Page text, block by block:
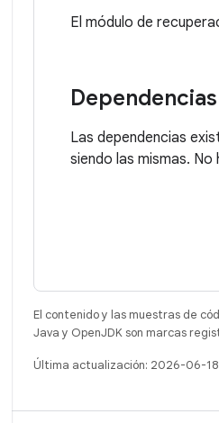
El módulo de
Dependencias
Las dependencias
siendo las mismas. No
El contenido y las muestras de
Java y OpenJDK son marcas
Última actualización: 2026-06-18